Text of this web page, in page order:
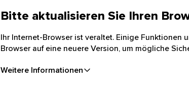
Bitte aktualisieren Sie Ihren
Ihr Internet-Browser ist veraltet. Einige Funktionen
Browser auf eine neuere Version, um mögliche
Weitere Informationen